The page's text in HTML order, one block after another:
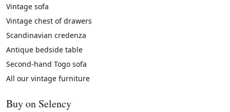
Vintage sofa
Vintage chest of drawers
Scandinavian credenza
Antique bedside table
Second-hand Togo sofa
All our vintage furniture
Buy on Selency